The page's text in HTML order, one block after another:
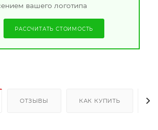
вашего логотипа
РАССЧИТАТЬ СТОИМОСТЬ
ОТЗЫВЫ КАК КУПИТЬ